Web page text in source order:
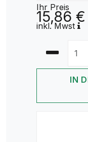
Ihr Preis
15,86 €
inkl. Mwst
IN